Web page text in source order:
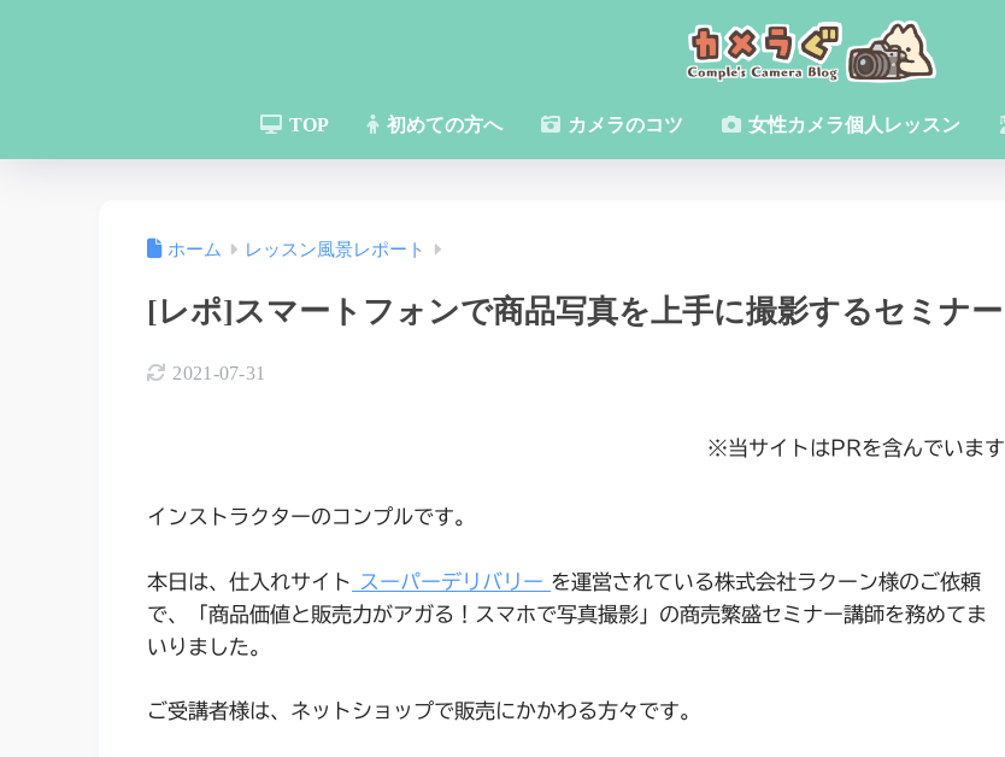
TOP 初めての方へ カメラのコツ 女性カメラ個人レッスン
ホーム レッスン風景レポート
[レポ]スマートフォンで商品写真を上手に撮影するセミナー
2021-07-31
※当サイトはPRを含んでいます
インストラクターのコンプルです。
本日は、仕入れサイト スーパーデリバリー を運営されている株式会社ラクーン様のご依頼
で、「商品価値と販売力がアガる！スマホで写真撮影」の商売繁盛セミナー講師を務めてま
いりました。
ご受講者様は、ネットショップで販売にかかわる方々です。